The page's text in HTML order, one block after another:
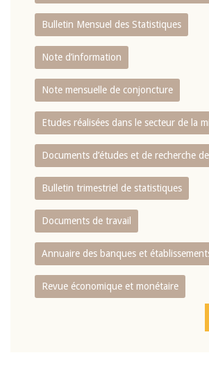
Bulletin Mensuel des Statistiques
Note d’information
Note mensuelle de conjoncture
Etudes réalisées dans le secteur de la
Documents d’études et de recherche
Bulletin trimestriel de statistiques
Documents de travail
Annuaire des banques et
Revue économique et monétaire